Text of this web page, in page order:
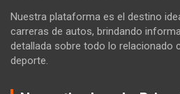
Nuestra plataforma es el destino
carreras de autos, brindando
detallada sobre todo lo relacionado
deporte.